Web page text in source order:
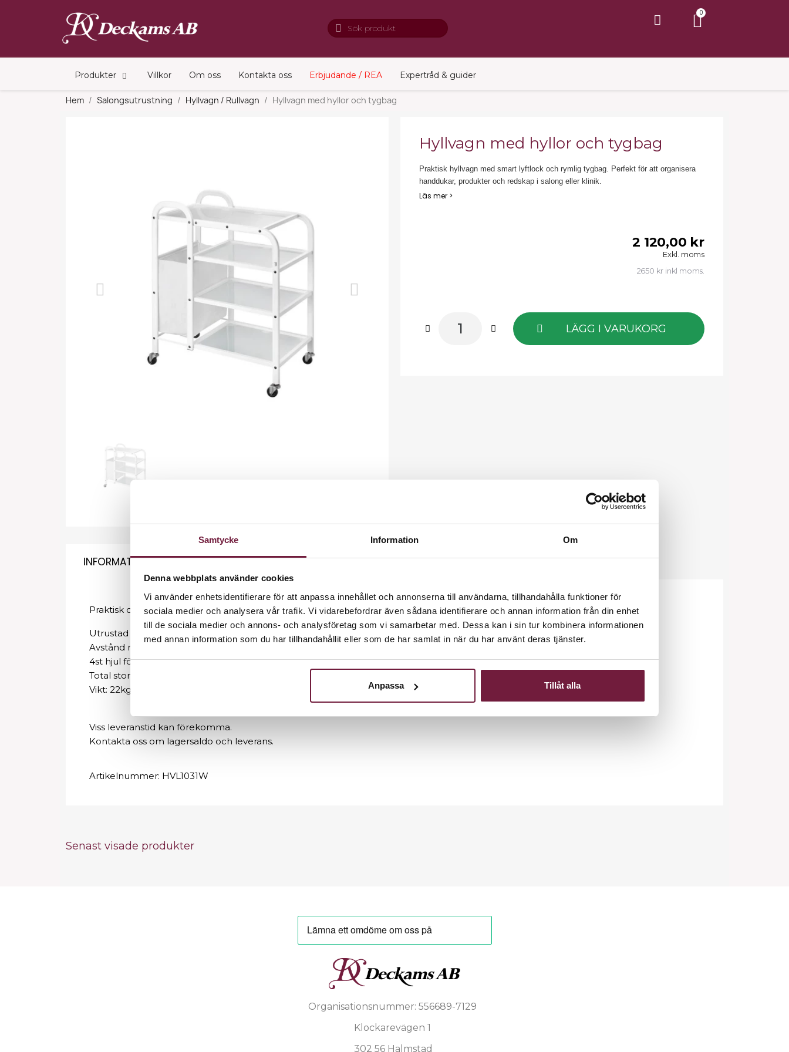
Samtycke Information Om
Denna webbplats använder cookies
Vi använder enhetsidentifierare för att anpassa innehållet och annonserna till användarna, tillhandahålla funktioner för
sociala medier och analysera vår trafik. Vi vidarebefordrar även sådana identifierare och annan information från din enhet
till de sociala medier och annons- och analysföretag som vi samarbetar med. Dessa kan i sin tur kombinera informationen
med annan information som du har tillhandahållit eller som de har samlat in när du har använt deras tjänster.
Anpassa Tillåt alla
Produkter Villkor Om oss Kontakta oss Erbjudande / REA Expertråd & guider
Hem Salongsutrustning Hyllvagn / Rullvagn Hyllvagn med hyllor och tygbag
Hyllvagn med hyllor och tygbag
Praktisk hyllvagn med smart lyftlock och rymlig tygbag. Perfekt för att organisera
handdukar, produkter och redskap i salong eller klinik.
Läs mer >
2 120,00 kr
Exkl. moms
2650 kr inkl moms.
LÄGG I VARUKORG
INFORMATION
Praktisk och enkel hyllvagn med tygbag.
Utrustad med 4st hyllplan och tygbag till förvaring
Avstånd mellan översta hyllplanen, 18,5cm och understa 24cm
4st hjul för enkel förflyttning
Total storlek: LxBxH, 72x44x91cm
Vikt: 22kg
Viss leveranstid kan förekomma.
Kontakta oss om lagersaldo och leverans.
Artikelnummer: HVL1031W
Senast visade produkter
Organisationsnummer: 556689-7129
Klockarevägen 1
302 56 Halmstad